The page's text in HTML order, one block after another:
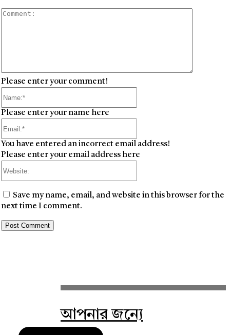
Please enter your comment!
Please enter your name here
You have entered an incorrect email address!
Please enter your email address here
Save my name, email, and website in this browser for the
next time I comment.
আপনার জন্যে